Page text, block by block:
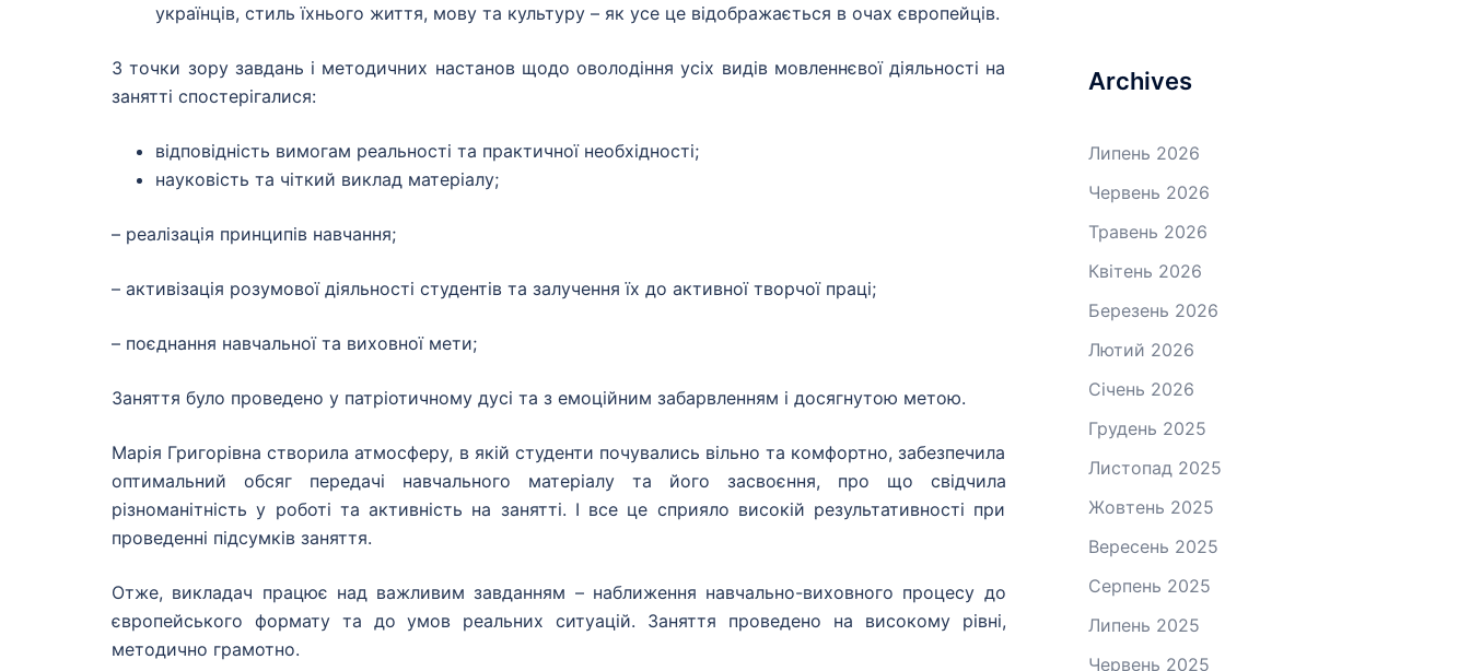
українців, стиль їхнього життя, мову та культуру – як усе це відображається в очах європейців.
З точки зору завдань і методичних настанов щодо оволодіння усіх видів мовленнєвої діяльності на
занятті спостерігалися:
відповідність вимогам реальності та практичної необхідності;
науковість та чіткий виклад матеріалу;
– реалізація принципів навчання;
– активізація розумової діяльності студентів та залучення їх до активної творчої праці;
– поєднання навчальної та виховної мети;
Заняття було проведено у патріотичному дусі та з емоційним забарвленням і досягнутою метою.
Марія Григорівна створила атмосферу, в якій студенти почувались вільно та комфортно, забезпечила
оптимальний обсяг передачі навчального матеріалу та його засвоєння, про що свідчила
різноманітність у роботі та активність на занятті. І все це сприяло високій результативності при
проведенні підсумків заняття.
Отже, викладач працює над важливим завданням – наближення навчально-виховного процесу до
європейського формату та до умов реальних ситуацій. Заняття проведено на високому рівні,
методично грамотно.
Archives
Липень 2026
Червень 2026
Травень 2026
Квітень 2026
Березень 2026
Лютий 2026
Січень 2026
Грудень 2025
Листопад 2025
Жовтень 2025
Вересень 2025
Серпень 2025
Липень 2025
Червень 2025